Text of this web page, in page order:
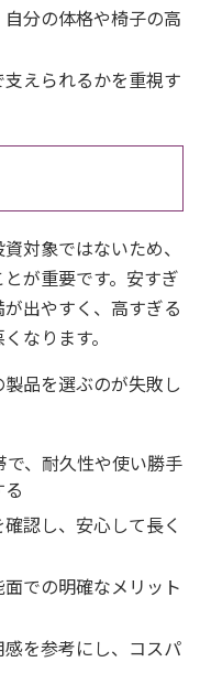
分の体格や椅子の高
えられるかを重視す
対象ではないため、
が重要です。安すぎ
出やすく、高すぎる
なります。
品を選ぶのが失敗し
、耐久性や使い勝手
認し、安心して長く
での明確なメリット
を参考にし、コスパ